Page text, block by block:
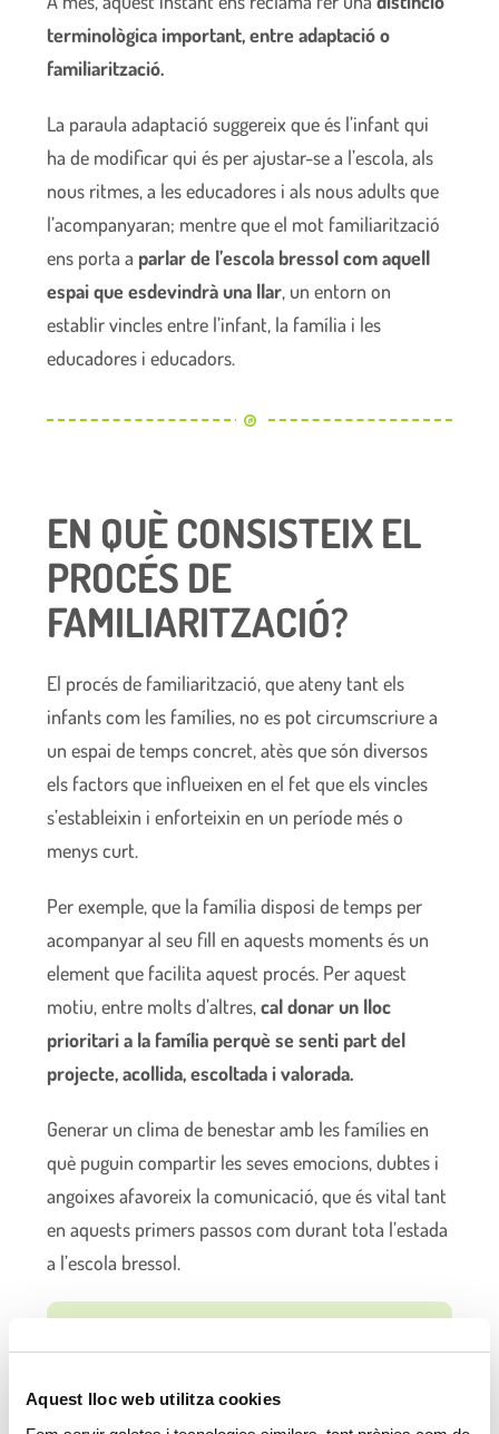
Aquest lloc web utilitza cookies
terminològica important, entre adaptació o
familiarització.
La paraula adaptació suggereix que és l’infant qui
ha de modificar qui és per ajustar-se a l’escola, als
nous ritmes, a les educadores i als nous adults que
l’acompanyaran; mentre que el mot familiarització
ens porta a parlar de l’escola bressol com aquell
espai que esdevindrà una llar, un entorn on
establir vincles entre l’infant, la família i les
educadores i educadors.
EN QUÈ CONSISTEIX EL
PROCÉS DE
FAMILIARITZACIÓ?
El procés de familiarització, que ateny tant els
infants com les famílies, no es pot circumscriure a
un espai de temps concret, atès que són diversos
els factors que influeixen en el fet que els vincles
s’estableixin i enforteixin en un període més o
menys curt.
Per exemple, que la família disposi de temps per
acompanyar al seu fill en aquests moments és un
element que facilita aquest procés. Per aquest
motiu, entre molts d’altres,cal donar un lloc
prioritari a la família perquè se senti part del
projecte, acollida, escoltada i valorada.
Generar un clima de benestar amb les famílies en
què puguin compartir les seves emocions, dubtes i
angoixes afavoreix la comunicació, que és vital tant
en aquests primers passos com durant tota l’estada
a l’escola bressol.
essencials.